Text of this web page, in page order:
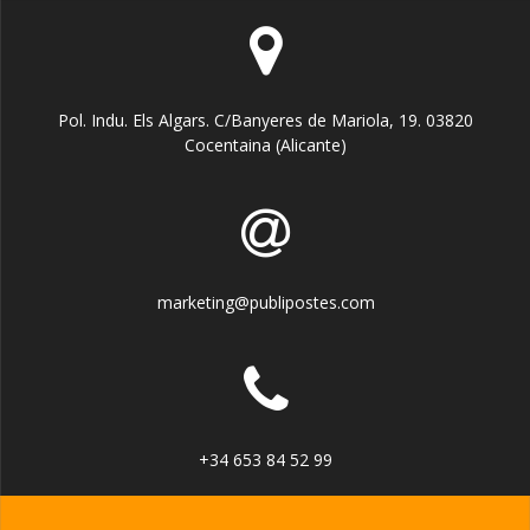
Pol. Indu. Els Algars. C/Banyeres de Mariola, 19. 03820
Cocentaina (Alicante)
marketing@publipostes.com
+34 653 84 52 99